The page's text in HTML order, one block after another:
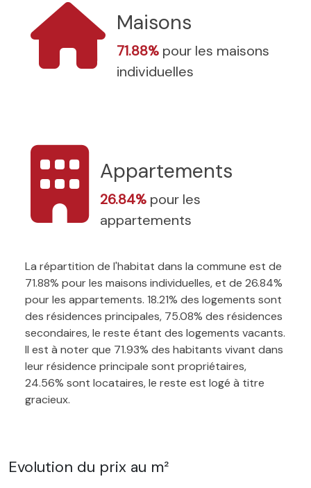
Maisons
71.88% pour les maisons
individuelles
Appartements
26.84% pour les
appartements
La répartition de l'habitat dans la commune est de
71.88% pour les maisons individuelles, et de 26.84%
pour les appartements. 18.21% des logements sont
des résidences principales, 75.08% des résidences
secondaires, le reste étant des logements vacants.
Il est à noter que 71.93% des habitants vivant dans
leur résidence principale sont propriétaires,
24.56% sont locataires, le reste est logé à titre
gracieux.
Evolution du prix au m²